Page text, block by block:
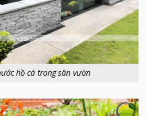
hồ cá trong sân vườn